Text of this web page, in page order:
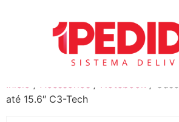
até 15.6″ C3-Tech